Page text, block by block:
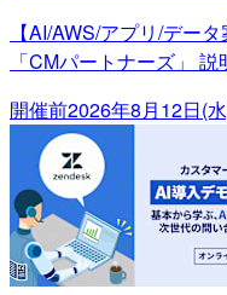
【AI/AWS/アプリ/デー
「CMパートナーズ」
開催前2026年8月12日(